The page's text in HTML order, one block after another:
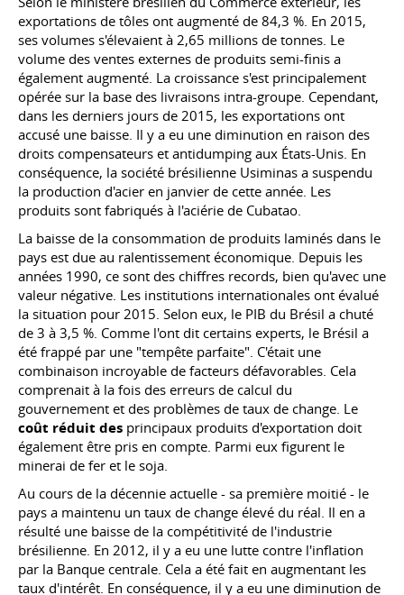
exportations de tôles ont augmenté de 84,3 %. En 2015,
ses volumes s'élevaient à 2,65 millions de tonnes. Le
volume des ventes externes de produits semi-finis a
également augmenté. La croissance s'est principalement
opérée sur la base des livraisons intra-groupe. Cependant,
dans les derniers jours de 2015, les exportations ont
accusé une baisse. Il y a eu une diminution en raison des
droits compensateurs et antidumping aux États-Unis. En
conséquence, la société brésilienne Usiminas a suspendu
la production d'acier en janvier de cette année. Les
produits sont fabriqués à l'aciérie de Cubatao.
La baisse de la consommation de produits laminés dans le
pays est due au ralentissement économique. Depuis les
années 1990, ce sont des chiffres records, bien qu'avec une
valeur négative. Les institutions internationales ont évalué
la situation pour 2015. Selon eux, le PIB du Brésil a chuté
de 3 à 3,5 %. Comme l'ont dit certains experts, le Brésil a
été frappé par une "tempête parfaite". C'était une
combinaison incroyable de facteurs défavorables. Cela
comprenait à la fois des erreurs de calcul du
gouvernement et des problèmes de taux de change. Le
coût réduit des principaux produits d'exportation doit
également être pris en compte. Parmi eux figurent le
minerai de fer et le soja.
Au cours de la décennie actuelle - sa première moitié - le
pays a maintenu un taux de change élevé du réal. Il en a
résulté une baisse de la compétitivité de l'industrie
brésilienne. En 2012, il y a eu une lutte contre l'inflation
par la Banque centrale. Cela a été fait en augmentant les
taux d'intérêt. En conséquence, il y a eu une diminution de